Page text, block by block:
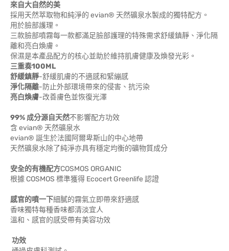
來自大自然的美
採用天然萃取物和純淨的 evian® 天然礦泉水製成的獨特配方。
用於臉部護理。
三款臉部噴霧每一款都滿足臉部護理的特殊需求舒緩鎮靜、淨化隔
離和亮白煥膚。
保濕是本產品配方的核心並助於維持肌膚健康及煥發光彩。
三重奏100ML
舒緩鎮靜-舒緩肌膚的不適感和緊繃感
淨化隔離-防止外部環境帶來的侵害、抗污染
亮白煥膚-改善膚色並恢復光澤
99% 成分源自天然不影響配方功效
含 evian® 天然礦泉水
evian® 誕生於法國阿爾卑斯山的中心地帶
天然礦泉水除了純淨亦具有穩定均衡的礦物質成分
安全的有機配方COSMOS ORGANIC
根據 COSMOS 標準獲得 Ecocert Greenlife 認證
感官的噴一下細膩的霧氣立即帶來舒適感
香味獨特每種香味都清淡宜人
溫和、感官的感受帶有美容功效
功效